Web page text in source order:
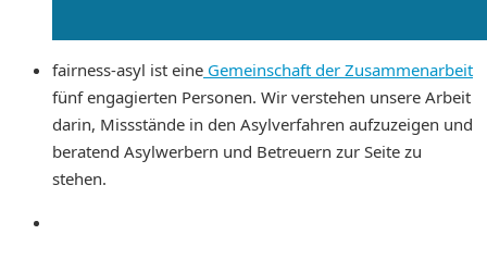
fairness-asyl ist eine Gemeinschaft der Zusammenarbeit
fünf engagierten Personen. Wir verstehen unsere Arbeit
darin, Missstände in den Asylverfahren aufzuzeigen und
beratend Asylwerbern und Betreuern zur Seite zu
stehen.